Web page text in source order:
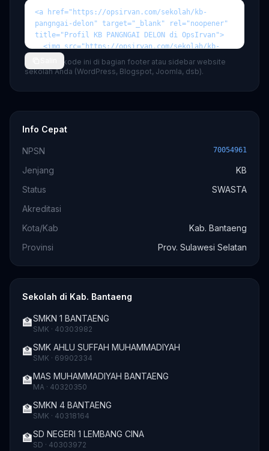
💡 Tempel kode ini di bagian footer atau sidebar website
sekolah Anda (WordPress, Blogspot, Joomla, dsb).
Info Cepat
NPSN 70054961
Jenjang
KB
Status
SWASTA
Akreditasi
Kota/Kab
Kab. Bantaeng
Provinsi
Prov. Sulawesi Selatan
Sekolah di Kab. Bantaeng
🏫SMKN 1 BANTAENG
SMK · 40303982
🏫SMK AHLU SUFFAH MUHAMMADIYAH
SMK · 69902334
🏫MAS MUHAMMADIYAH BANTAENG
MA · 40320350
🏫SMKN 4 BANTAENG
SMK · 40318164
🏫SD NEGERI 1 LEMBANG CINA
SD · 40303972